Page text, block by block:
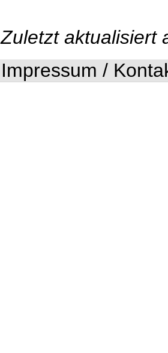
Zuletzt aktualisiert
Impressum /